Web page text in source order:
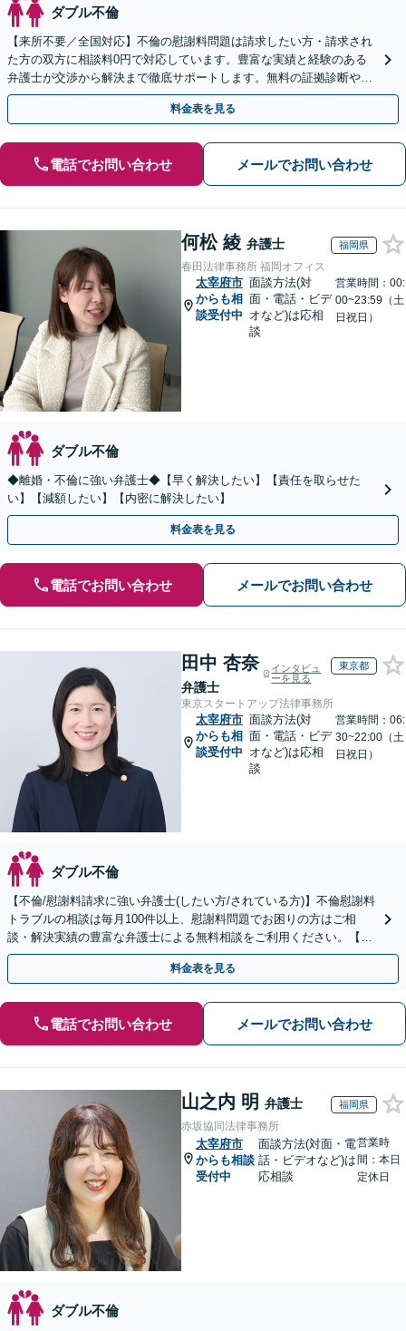
ダブル不倫
【来所不要／全国対応】不倫の慰謝料問題は請求したい方・請求され
た方の双方に相談料0円で対応しています。豊富な実績と経験のある
弁護士が交渉から解決まで徹底サポートします。無料の証拠診断や着
手金の返還保証もありますので安心してご相談ください。
料金表を見る
電話でお問い合わせ メールでお問い合わせ
何松 綾 弁護士 福岡県
春田法律事務所 福岡オフィス
太宰府市
からも相
談受付中
面談方法(対
面・電話・ビデ
オなど)は応相
談
営業時間：00:
00~23:59（土
日祝日）
ダブル不倫
◆離婚・不倫に強い弁護士◆【早く解決したい】【責任を取らせた
い】【減額したい】【内密に解決したい】
料金表を見る
電話でお問い合わせ メールでお問い合わせ
田中 杏奈
弁護士
インタビュ
ーを見る
東京都
東京スタートアップ法律事務所
太宰府市
からも相
談受付中
面談方法(対
面・電話・ビデ
オなど)は応相
談
営業時間：06:
30~22:00（土
日祝日）
ダブル不倫
【不倫/慰謝料請求に強い弁護士(したい方/されている方)】不倫慰謝料
トラブルの相談は毎月100件以上、慰謝料問題でお困りの方はご相
談・解決実績の豊富な弁護士による無料相談をご利用ください。【不
倫相談は初回0円】【全国対応】
料金表を見る
電話でお問い合わせ メールでお問い合わせ
山之内 明 弁護士 福岡県
赤坂協同法律事務所
太宰府市
からも相談
受付中
面談方法(対面・電
話・ビデオなど)は
応相談
営業時
間：本日
定休日
ダブル不倫